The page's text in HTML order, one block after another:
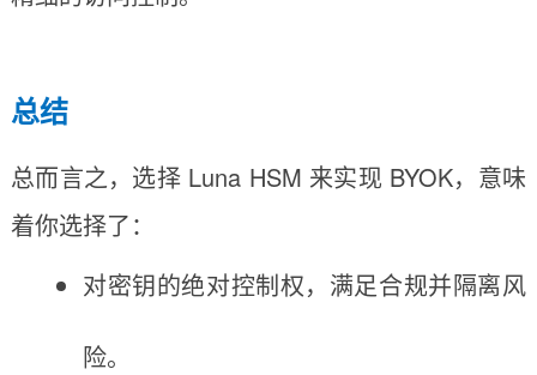
总结
总而言之，选择 Luna HSM 来实现 BYOK，意味
着你选择了：
对密钥的绝对控制权，满足合规并隔离风
险。